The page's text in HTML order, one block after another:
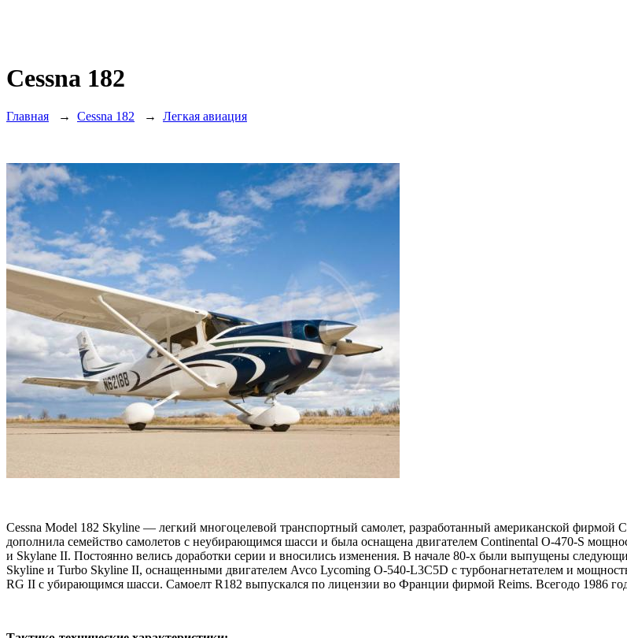
Cessna 182
Главная → Cessna 182 → Легкая авиация
Cessna Model 182 Skyline — легкий многоцелевой транспортный самолет, разработанный американской фирмой
дополнила семейство самолетов с неубирающимся шасси и была оснащена двигателем Continental О-470-S
и Skylane II. Постоянно велись доработки серии и вносились изменения. В начале 80-х были выпущены
Skyline и Turbo Skyline II, оснащенными двигателем Avco Lycoming O-540-L3C5D с турбонагнетателем и
RG II с убирающимся шасси. Самоелт R182 выпускался по лицензии во Франции фирмой Reims. Всегодо 1986